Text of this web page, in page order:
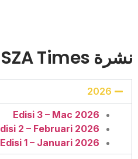
نشرة UniSZA Times
2026
Edisi 3 – Mac 2026
Edisi 2 – Februari 2026
Edisi 1 – Januari 2026